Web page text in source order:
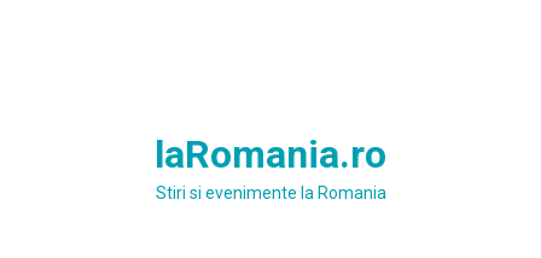
laRomania.ro
Stiri si evenimente la Romania